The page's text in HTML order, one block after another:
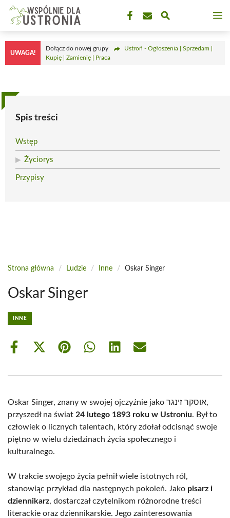
Przejdź
treści
UWAGA!
Dołącz do nowej grupy
Ustroń - Ogłoszenia | Sprzedam |
Kupię | Zamienię | Praca
Spis treści
Wstęp
Życiorys
Przypisy
Strona główna / Ludzie / Inne / Oskar Singer
Oskar Singer
INNE
Share
Share
(Twitter)
Share Share Share Share
Oskar Singer, znany w swojej ojczyźnie jako אוסקר זינגר,
przyszedł na świat 24 lutego 1893 roku w Ustroniu. Był to
człowiek o licznych talentach, który zdołał odcisnąć swoje
piętno w wielu dziedzinach życia społecznego i
kulturalnego.
W trakcie swojego życia pełnił wiele istotnych ról,
stanowiąc przykład dla następnych pokoleń. Jako pisarz i
dziennikarz, dostarczał czytelnikom różnorodne treści
literackie oraz dziennikarskie. Jego zainteresowania